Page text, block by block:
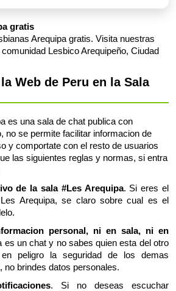
gratis
Arequipa gratis. Visita nuestras
Lesbico Arequipeño, Ciudad
Web de Peru en la Sala
es una sala de chat publica con
no se permite facilitar informacion de
y comportate con el resto de usuarios
las siguientes reglas y normas, si entra
de la sala #Les Arequipa. Si eres el
Arequipa, se claro sobre cual es el
personal, ni en sala, ni en
es un chat y no sabes quien esta del otro
peligro la seguridad de los demas
no brindes datos personales.
. Si no deseas escuchar